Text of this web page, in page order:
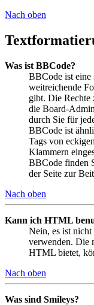
Nach oben
Was ist BBCode?
BBCode ist
weitreichende
gibt. Die Rechte
die Board-
durch Sie für
BBCode ist
Tags von
Klammern
BBCode finden
der Seite zur
Nach oben
Kann ich HTML
Nein, es ist
verwenden. Die
HTML bietet,
Nach oben
Was sind Smileys?